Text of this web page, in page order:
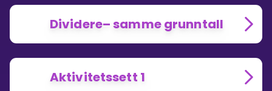
Dividere– samme grunntall
Aktivitetssett 1